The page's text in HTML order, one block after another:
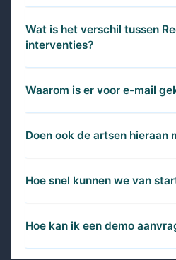
Wat is het verschil tussen
interventies?
Waarom is er voor e-mail
Doen ook de artsen hieraan
Hoe snel kunnen we van
Hoe kan ik een demo